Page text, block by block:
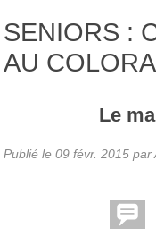
SENIORS :
AU
Le
Publié le 09 févr. 2015 par